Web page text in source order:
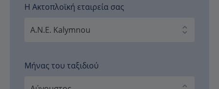
Η Ακτοπλοϊκή εταιρεία σας
Μήνας του ταξιδιού